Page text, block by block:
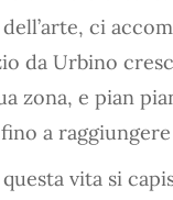
ci
da Urbino
zona, e pian
a
vita si